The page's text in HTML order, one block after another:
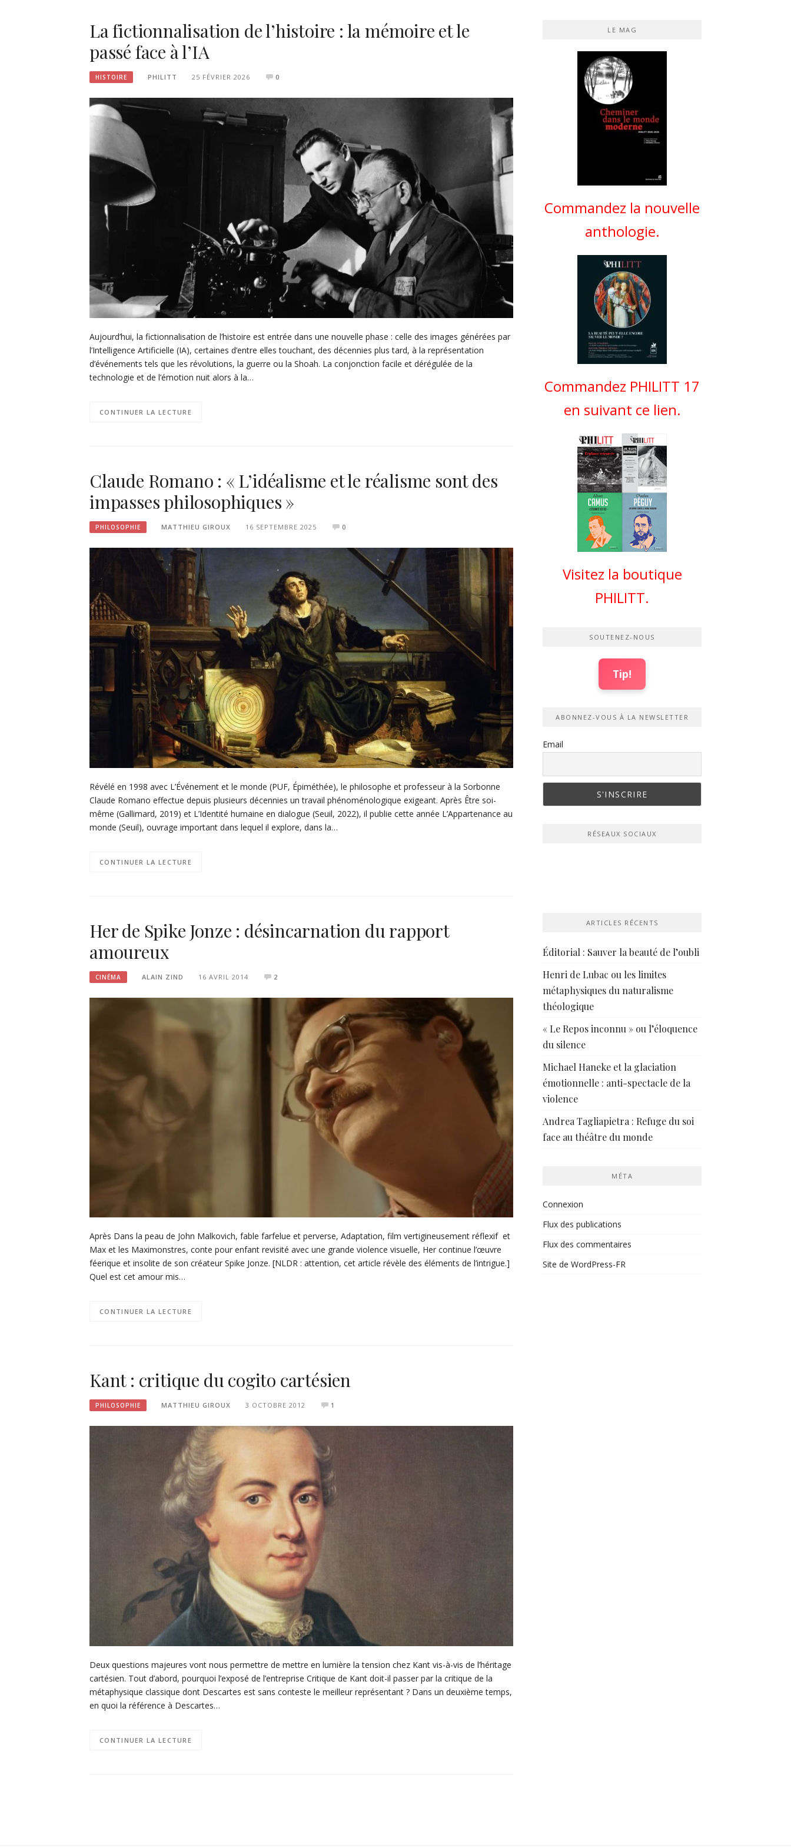
La fictionnalisation de l’histoire : la mémoire et le
passé face à l’IA
HISTOIRE PHILITT 25 FÉVRIER 2026 0
Aujourd’hui, la fictionnalisation de l’histoire est entrée dans une nouvelle phase : celle des images générées par
l’Intelligence Artificielle (IA), certaines d’entre elles touchant, des décennies plus tard, à la représentation
d’événements tels que les révolutions, la guerre ou la Shoah. La conjonction facile et dérégulée de la
technologie et de l’émotion nuit alors à la…
CONTINUER LA LECTURE
Claude Romano : « L’idéalisme et le réalisme sont des
impasses philosophiques »
PHILOSOPHIE MATTHIEU GIROUX 16 SEPTEMBRE 2025 0
Révélé en 1998 avec L’Événement et le monde (PUF, Épiméthée), le philosophe et professeur à la Sorbonne
Claude Romano effectue depuis plusieurs décennies un travail phénoménologique exigeant. Après Être soi-
même (Gallimard, 2019) et L’Identité humaine en dialogue (Seuil, 2022), il publie cette année L’Appartenance au
monde (Seuil), ouvrage important dans lequel il explore, dans la…
CONTINUER LA LECTURE
Her de Spike Jonze : désincarnation du rapport
amoureux
CINÉMA ALAIN ZIND 16 AVRIL 2014 2
Après Dans la peau de John Malkovich, fable farfelue et perverse, Adaptation, film vertigineusement réflexif et
Max et les Maximonstres, conte pour enfant revisité avec une grande violence visuelle, Her continue l’œuvre
féerique et insolite de son créateur Spike Jonze. [NLDR : attention, cet article révèle des éléments de l’intrigue.]
Quel est cet amour mis…
CONTINUER LA LECTURE
Kant : critique du cogito cartésien
PHILOSOPHIE MATTHIEU GIROUX 3 OCTOBRE 2012 1
Deux questions majeures vont nous permettre de mettre en lumière la tension chez Kant vis-à-vis de l’héritage
cartésien. Tout d’abord, pourquoi l’exposé de l’entreprise Critique de Kant doit-il passer par la critique de la
métaphysique classique dont Descartes est sans conteste le meilleur représentant ? Dans un deuxième temps,
en quoi la référence à Descartes…
CONTINUER LA LECTURE
LE MAG
Commandez la nouvelle
anthologie.
Commandez PHILITT 17
en suivant ce lien.
Visitez la boutique
PHILITT.
SOUTENEZ-NOUS
Tip!
ABONNEZ-VOUS À LA NEWSLETTER
Email
RÉSEAUX SOCIAUX
ARTICLES RÉCENTS
Éditorial : Sauver la beauté de l’oubli
Henri de Lubac ou les limites
métaphysiques du naturalisme
théologique
« Le Repos inconnu » ou l’éloquence
du silence
Michael Haneke et la glaciation
émotionnelle : anti-spectacle de la
violence
Andrea Tagliapietra : Refuge du soi
face au théâtre du monde
MÉTA
Connexion
Flux des publications
Flux des commentaires
Site de WordPress-FR